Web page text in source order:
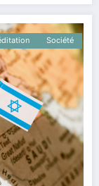
Société